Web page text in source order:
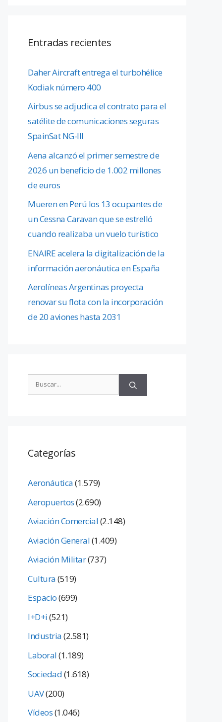
Entradas recientes
Daher Aircraft entrega el turbohélice
Kodiak número 400
Airbus se adjudica el contrato para el
satélite de comunicaciones seguras
SpainSat NG-III
Aena alcanzó el primer semestre de
2026 un beneficio de 1.002 millones
de euros
Mueren en Perú los 13 ocupantes de
un Cessna Caravan que se estrelló
cuando realizaba un vuelo turístico
ENAIRE acelera la digitalización de la
información aeronáutica en España
Aerolíneas Argentinas proyecta
renovar su flota con la incorporación
de 20 aviones hasta 2031
Categorías
Aeronáutica(1.579)
Aeropuertos(2.690)
Aviación Comercial(2.148)
Aviación General(1.409)
Aviación Militar(737)
Cultura(519)
Espacio(699)
I+D+i(521)
Industria(2.581)
Laboral(1.189)
Sociedad(1.618)
UAV(200)
Vídeos(1.046)